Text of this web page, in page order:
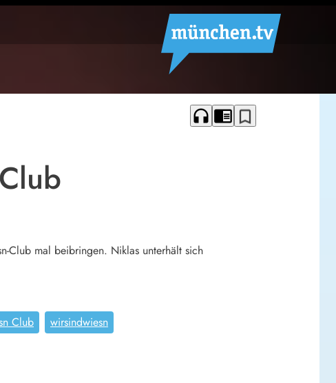
headphones chrome_reader_mode bookmark_border
Club mal beibringen. Niklas unterhält sich
Club wirsindwiesn